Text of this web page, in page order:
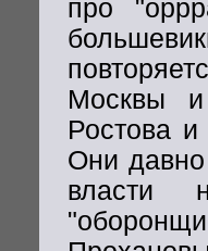
про
Москвы и
Ростова и
Они
власти